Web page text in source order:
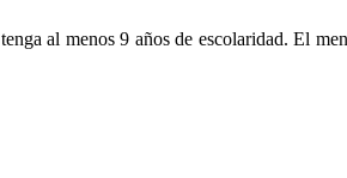
al menos 9 años de escolaridad. El